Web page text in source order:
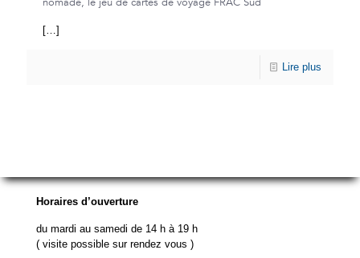
[…]
Lire plus
Horaires d’ouverture
du mardi au samedi de 14 h à 19 h
( visite possible sur rendez vous )